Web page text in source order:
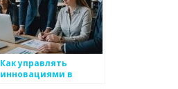
Как управлять
инновациями в